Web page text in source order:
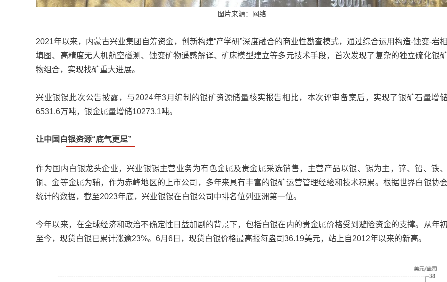
图片来源：网络
2021年以来，内蒙古兴业集团自筹资金，创新构建“产学研”深度融合的商业性勘查模式，通过综合运用构造-蚀变-岩相
填图、高精度无人机航空磁测、蚀变矿物遥感解译、矿床模型建立等多元技术手段，首次发现了复杂的独立硫化银矿
物组合，实现找矿重大进展。
兴业银锡此次公告披露，与2024年3月编制的银矿资源储量核实报告相比，本次评审备案后，实现了银矿石量增储
6531.6万吨，银金属量增储10273.1吨。
让中国白银资源“底气更足”
作为国内白银龙头企业，兴业银锡主营业务为有色金属及贵金属采选销售，主营产品以银、锡为主，锌、铅、铁、
铜、金等金属为辅，作为赤峰地区的上市公司，多年来具有丰富的银矿运营管理经验和技术积累。根据世界白银协会
统计的数据，截至2023年底，兴业银锡在白银公司中排名位列亚洲第一位。
今年以来，在全球经济和政治不确定性日益加剧的背景下，包括白银在内的贵金属价格受到避险资金的支撑。从年初
至今，现货白银已累计涨逾23%。6月6日，现货白银价格最高报每盎司36.19美元，站上自2012年以来的新高。